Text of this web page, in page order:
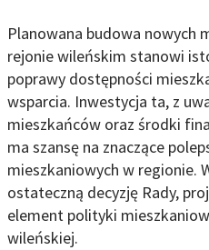
Planowana budowa nowych
rejonie wileńskim stanowi
poprawy dostępności
wsparcia. Inwestycja ta, z
mieszkańców oraz środki
ma szansę na znaczące
mieszkaniowych w regionie.
ostateczną decyzję Rady,
element polityki
wileńskiej.